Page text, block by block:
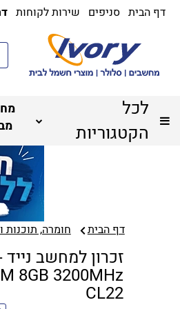
דף הבית סניפים שירות לקוחות
לכל
הקטגוריות
דף הבית חומרה, תוכנות
8GB 3200MHz
CL22